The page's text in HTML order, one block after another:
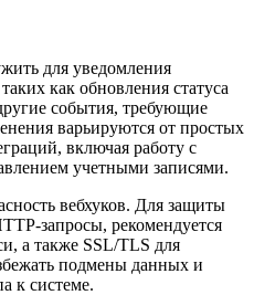
для уведомления
как обновления статуса
события, требующие
варьируются от простых
включая работу с
учетными записями.
вебхуков. Для защиты
запросы, рекомендуется
а также SSL/TLS для
подмены данных и
к системе.